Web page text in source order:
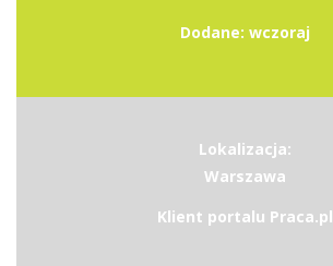
Dodane: wczoraj
Lokalizacja:
Warszawa
Klient portalu Praca.pl